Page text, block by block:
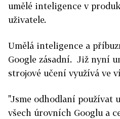
umělé inteligence v
uživatele.
Umělá inteligence a
Google zásadní. Již nyní
strojové učení využívá ve
"Jsme odhodlaní používat
všech úrovních Googlu a